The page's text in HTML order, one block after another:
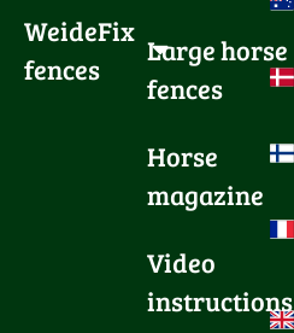
WeideFix
fences
Large horse
fences
Horse
magazine
Video
instructions